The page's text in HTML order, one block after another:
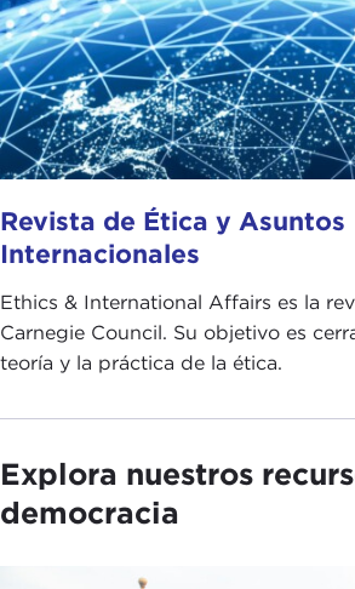
Revista de Ética y Asuntos
Internacionales
Ethics & International Affairs es la
Carnegie Council. Su objetivo es
teoría y la práctica de la ética.
Explora nuestros
democracia